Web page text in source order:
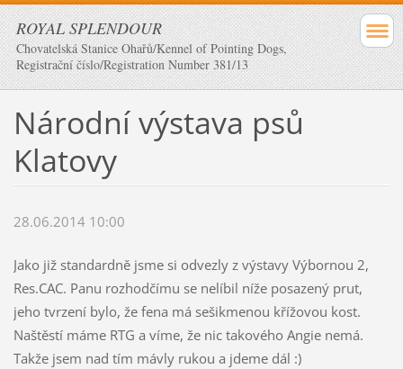
ROYAL SPLENDOUR
Chovatelská Stanice Ohařů/Kennel of Pointing Dogs,
Registrační číslo/Registration Number 381/13
Národní výstava psů
Klatovy
28.06.2014 10:00
Jako již standardně jsme si odvezly z výstavy Výbornou 2,
Res.CAC. Panu rozhodčímu se nelíbil níže posazený prut,
jeho tvrzení bylo, že fena má sešikmenou křížovou kost.
Naštěstí máme RTG a víme, že nic takového Angie nemá.
Takže jsem nad tím mávly rukou a jdeme dál :)